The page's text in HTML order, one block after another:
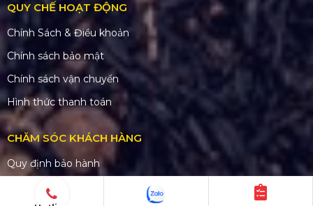
QUY CHẾ HOẠT ĐỘNG
Chính Sách & Điều khoản
Chính sách bảo mật
Chính sách vận chuyển
Hình thức thanh toán
CHĂM SÓC KHÁCH HÀNG
Quy định bảo hành
Chính sách bán hàng